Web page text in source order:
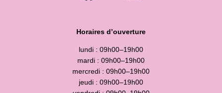
Horaires d’ouverture
lundi : 09h00–19h00
mardi : 09h00–19h00
mercredi : 09h00–19h00
jeudi : 09h00–19h00